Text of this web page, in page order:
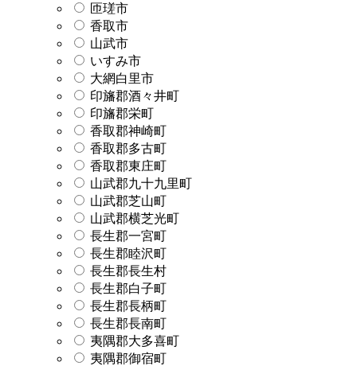
匝瑳市
香取市
山武市
いすみ市
大網白里市
印旛郡酒々井町
印旛郡栄町
香取郡神崎町
香取郡多古町
香取郡東庄町
山武郡九十九里町
山武郡芝山町
山武郡横芝光町
長生郡一宮町
長生郡睦沢町
長生郡長生村
長生郡白子町
長生郡長柄町
長生郡長南町
夷隅郡大多喜町
夷隅郡御宿町